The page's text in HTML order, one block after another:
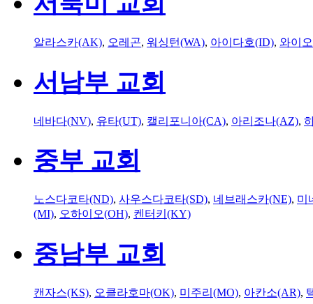
알라스카(AK), 오레곤, 워싱턴(WA), 아이다호(ID), 와이
서남부 교회
네바다(NV), 유타(UT), 캘리포니아(CA), 아리조나(AZ),
중부 교회
노스다코타(ND), 사우스다코타(SD), 네브래스카(NE), 미
(MI), 오하이오(OH), 켄터키(KY)
중남부 교회
캔자스(KS), 오클라호마(OK), 미주리(MO), 아칸소(AR),